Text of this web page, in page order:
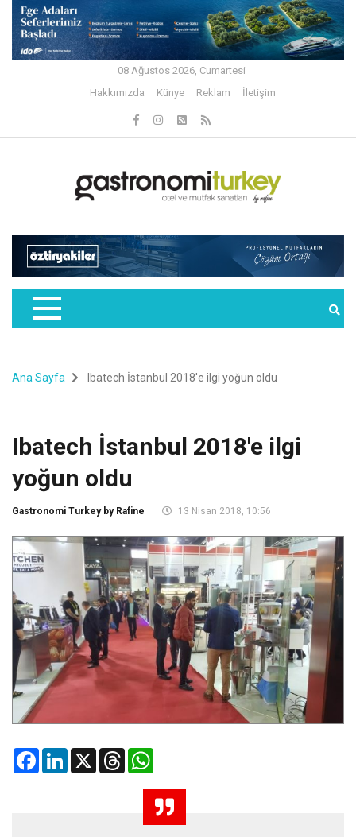
08 Ağustos 2026, Cumartesi
Hakkımızda
Künye Reklam İletişim
Ana Sayfa Ibatech İstanbul 2018'e ilgi yoğun oldu
Ibatech İstanbul 2018'e ilgi
yoğun oldu
Gastronomi Turkey by Rafine 13 Nisan 2018, 10:56
FacebookLinkedIn
X Threads